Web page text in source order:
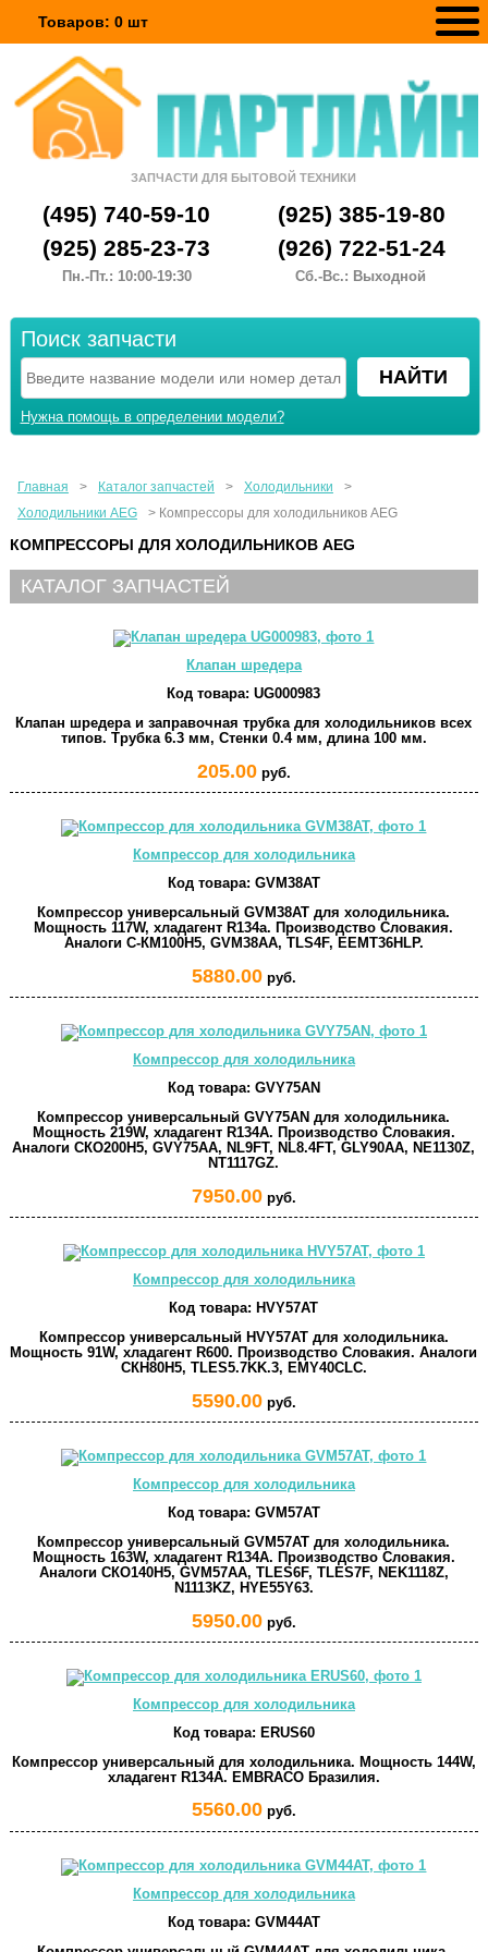
Товаров: 0 шт
ЗАПЧАСТИ ДЛЯ БЫТОВОЙ ТЕХНИКИ
(495) 740-59-10
(925) 385-19-80
(925) 285-23-73
(926) 722-51-24
Пн.-Пт.: 10:00-19:30 Сб.-Вс.: Выходной
Поиск запчасти
Нужна помощь в определении модели?
Главная > Каталог запчастей > Холодильники
>
Холодильники AEG
> Компрессоры для холодильников AEG
КОМПРЕССОРЫ ДЛЯ ХОЛОДИЛЬНИКОВ AEG
КАТАЛОГ ЗАПЧАСТЕЙ
Клапан шредера
Код товара: UG000983
Клапан шредера и заправочная трубка для холодильников всех
типов. Трубка 6.3 мм, Стенки 0.4 мм, длина 100 мм.
205.00руб.
Компрессор для холодильника
Код товара: GVM38AT
Компрессор универсальный GVM38AT для холодильника.
Мощность 117W, хладагент R134a. Производство Словакия.
Аналоги С-КМ100Н5, GVM38AA, TLS4F, EEMT36HLP.
5880.00руб.
Компрессор для холодильника
Код товара: GVY75AN
Компрессор универсальный GVY75AN для холодильника.
Мощность 219W, хладагент R134A. Производство Словакия.
Аналоги СКО200Н5, GVY75AA, NL9FT, NL8.4FT, GLY90AA, NE1130Z,
NT1117GZ.
7950.00руб.
Компрессор для холодильника
Код товара: HVY57AT
Компрессор универсальный HVY57AT для холодильника.
Мощность 91W, хладагент R600. Производство Словакия. Аналоги
СКН80Н5, TLES5.7KK.3, EMY40CLC.
5590.00руб.
Компрессор для холодильника
Код товара: GVM57AT
Компрессор универсальный GVM57AT для холодильника.
Мощность 163W, хладагент R134A. Производство Словакия.
Аналоги СКО140Н5, GVM57AA, TLES6F, TLES7F, NEK1118Z,
N1113KZ, HYE55Y63.
5950.00руб.
Компрессор для холодильника
Код товара: ERUS60
Компрессор универсальный для холодильника. Мощность 144W,
хладагент R134A. EMBRACO Бразилия.
5560.00руб.
Компрессор для холодильника
Код товара: GVM44AT